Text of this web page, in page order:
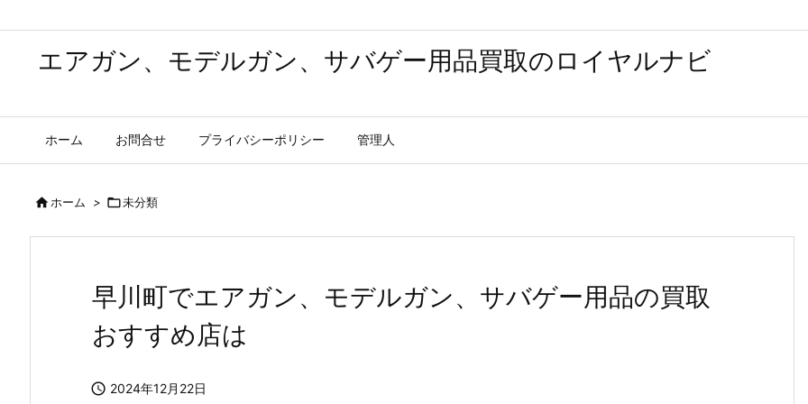
エアガン、モデルガン、サバゲー用品買取のロイヤルナビ
ホーム お問合せ プライバシーポリシー 管理人
ホーム > 未分類
早川町でエアガン、モデルガン、サバゲー用品の買取
おすすめ店は
 2024年12月22日